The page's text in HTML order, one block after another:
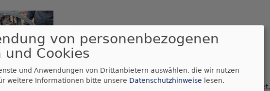
Unter erschwerten Bedingungen der Wetterlage geschuldet,
von personenbezogenen
und Cookies
und Anwendungen von Drittanbietern auswählen, die wir nutzen
weitere Informationen bitte unsere Datenschutzhinweise lesen.